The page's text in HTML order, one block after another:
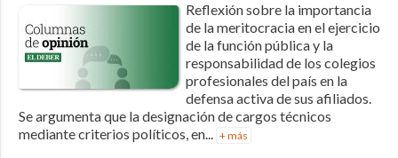
Reflexión sobre la importancia
de la meritocracia en el ejercicio
de la función pública y la
responsabilidad de los colegios
profesionales del país en la
defensa activa de sus afiliados.
Se argumenta que la designación de cargos técnicos
mediante criterios políticos, en... + más